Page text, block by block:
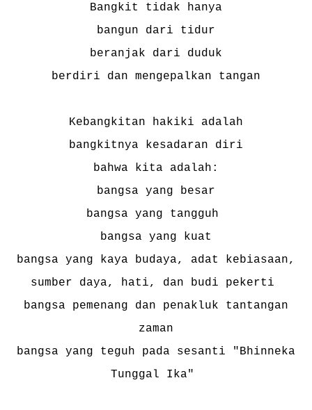
Bangkit tidak hanya
bangun dari tidur
beranjak dari duduk
berdiri dan mengepalkan tangan
Kebangkitan hakiki adalah
bangkitnya kesadaran diri
bahwa kita adalah:
bangsa yang besar
bangsa yang tangguh
bangsa yang kuat
bangsa yang kaya budaya, adat kebiasaan,
sumber daya, hati, dan budi pekerti
bangsa pemenang dan penakluk tantangan
zaman
bangsa yang teguh pada sesanti "Bhinneka
Tunggal Ika"